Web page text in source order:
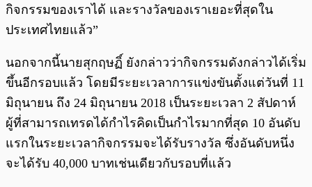
กิจกรรมของเราได้ และรางวัลของเราเยอะที่สุดใน
ประเทศไทยแล้ว”
นอกจากนี้นายสุกฤษฏิ์ ยังกล่าวว่ากิจกรรมดังกล่าวได้เริ่ม
ขึ้นอีกรอบแล้ว โดยมีระยะเวลาการแข่งขันตั้งแต่วันที่ 11
มิถุนายน ถึง 24 มิถุนายน 2018 เป็นระยะเวลา 2 สัปดาห์
ผู้ที่สามารถเทรดได้กำไรคิดเป็นกำไรมากที่สุด 10 อันดับ
แรกในระยะเวลากิจกรรมจะได้รับรางวัล ซึ่งอันดับหนึ่ง
จะได้รับ 40,000 บาทเช่นเดียวกับรอบที่แล้ว